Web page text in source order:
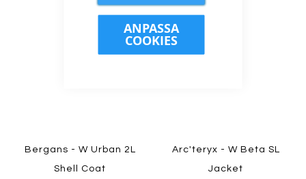
ANPASSA
COOKIES
Bergans - W Urban 2L
Shell Coat
Arc'teryx - W Beta SL
Jacket